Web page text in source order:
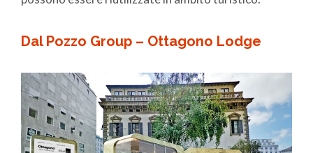
Dal Pozzo Group – Ottagono Lodge